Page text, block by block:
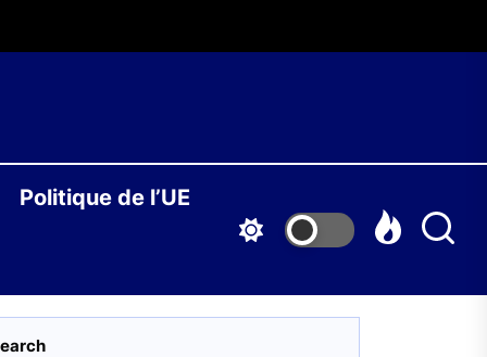
Politique de l’UE